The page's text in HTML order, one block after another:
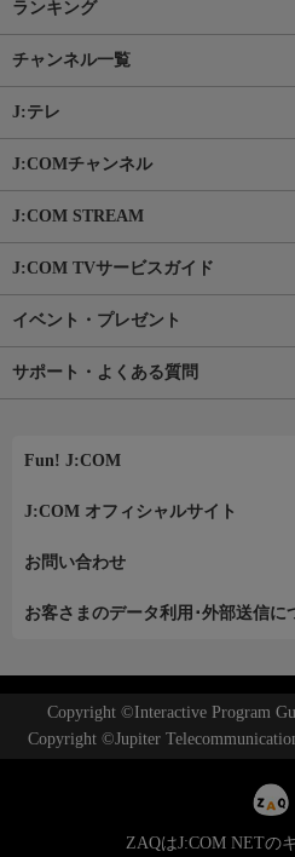
ランキング
チャンネル一覧
J:テレ
J:COMチャンネル
J:COM STREAM
J:COM TVサービスガイド
イベント・プレゼント
サポート・よくある質問
Fun! J:COM
J:COM オフィシャルサイト
お問い合わせ
お客さまのデータ利用･外部送信に
Copyright ©Interactive Program
Copyright ©Jupiter
ZAQはJ:COM NETの